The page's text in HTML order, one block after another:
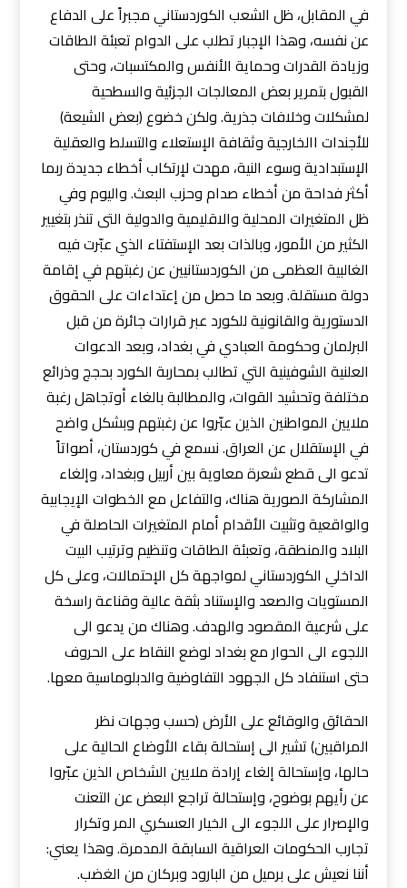
في المقابل، ظل الشعب الكوردستاني مجبراً على الدفاع
عن نفسه، وهذا الإجبار تطلب على الدوام تعبئة الطاقات
وزيادة القدرات وحماية الأنفس والمكتسبات، وحتى
القبول بتمرير بعض المعالجات الجزئية والسطحية
لمشكلات وخلافات جذرية. ولكن خضوع (بعض الشيعة)
للأجندات االخارجية وثقافة الإستعلاء والتسلط والعقلية
الإستبدادية وسوء النية، مهدت لإرتكاب أخطاء جديدة ربما
أكثر فداحة من أخطاء صدام وحزب البعث. واليوم وفي
ظل المتغيرات المحلية والاقليمية والدولية التى تنذر بتغيير
الكثير من الأمور، وبالذات بعد الإستفتاء الذي عبّرت فيه
الغالبية العظمى من الكوردستانيين عن رغبتهم في إقامة
دولة مستقلة. وبعد ما حصل من إعتداءات على الحقوق
الدستورية والقانونية للكورد عبر قرارات جائرة من قبل
البرلمان وحكومة العبادي في بغداد، وبعد الدعوات
العلنية الشوفينية التي تطالب بمحاربة الكورد بحجج وذرائع
مختلفة وتحشيد القوات، والمطالبة بالغاء أوتجاهل رغبة
ملايين المواطنين الذين عبّروا عن رغبتهم وبشكل واضح
في الإستقلال عن العراق. نسمع في كوردستان، أصواتاً
تدعو الى قطع شعرة معاوية بين أربيل وبغداد، وإلغاء
المشاركة الصورية هناك، والتفاعل مع الخطوات الإيجابية
والواقعية وتثبيت الأقدام أمام المتغيرات الحاصلة في
البلاد والمنطقة، وتعبئة الطاقات وتنظيم وترتيب البيت
الداخلي الكوردستاني لمواجهة كل الإحتمالات، وعلى كل
المستويات والصعد والإستناد بثقة عالية وقناعة راسخة
على شرعية المقصود والهدف. وهناك من يدعو الى
اللجوء الى الحوار مع بغداد لوضع النقاط على الحروف
حتى استنفاد كل الجهود التفاوضية والدبلوماسية معها.
الحقائق والوقائع على الأرض (حسب وجهات نظر
المراقبين) تشير الى إستحالة بقاء الأوضاع الحالية على
حالها، وإستحالة إلغاء إرادة ملايين الشخاص الذين عبّروا
عن رأيهم بوضوح، وإستحالة تراجع البعض عن التعنت
والإصرار على اللجوء الى الخيار العسكري المر وتكرار
تجارب الحكومات العراقية السابقة المدمرة. وهذا يعني:
أننا نعيش على برميل من البارود وبركان من الغضب.